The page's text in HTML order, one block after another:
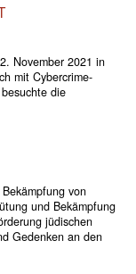
November 2021 in
mit Cybercrime-
die
von
und Bekämpfung
jüdischen
Gedenken an den